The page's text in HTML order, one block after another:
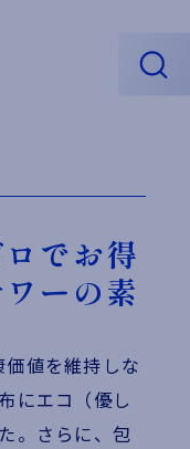
でお得
ーの素
値を維持しな
にエコ（優し
。さらに、包